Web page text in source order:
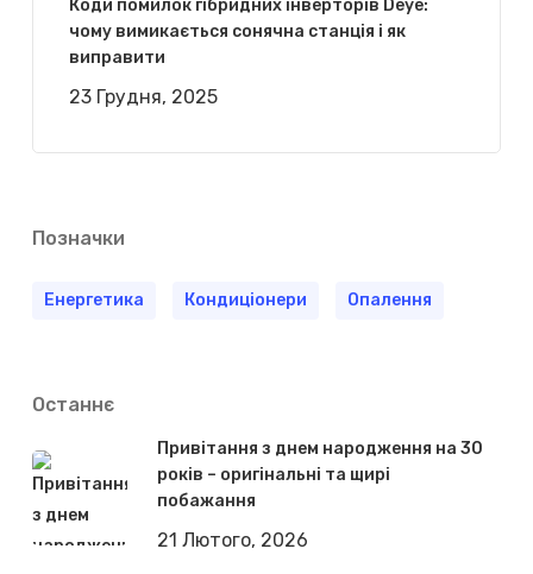
Коди помилок гібридних інверторів Deye:
чому вимикається сонячна станція і як
виправити
23 Грудня, 2025
Позначки
Енергетика Кондиціонери Опалення
Останнє
Привітання з днем народження на 30
років – оригінальні та щирі
побажання
21 Лютого, 2026